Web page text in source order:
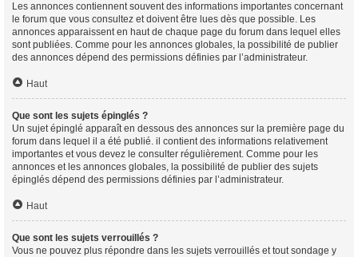
Les annonces contiennent souvent des informations importantes concernant
le forum que vous consultez et doivent être lues dès que possible. Les
annonces apparaissent en haut de chaque page du forum dans lequel elles
sont publiées. Comme pour les annonces globales, la possibilité de publier
des annonces dépend des permissions définies par l’administrateur.
Haut
Que sont les sujets épinglés ?
Un sujet épinglé apparaît en dessous des annonces sur la première page du
forum dans lequel il a été publié. il contient des informations relativement
importantes et vous devez le consulter régulièrement. Comme pour les
annonces et les annonces globales, la possibilité de publier des sujets
épinglés dépend des permissions définies par l’administrateur.
Haut
Que sont les sujets verrouillés ?
Vous ne pouvez plus répondre dans les sujets verrouillés et tout sondage y